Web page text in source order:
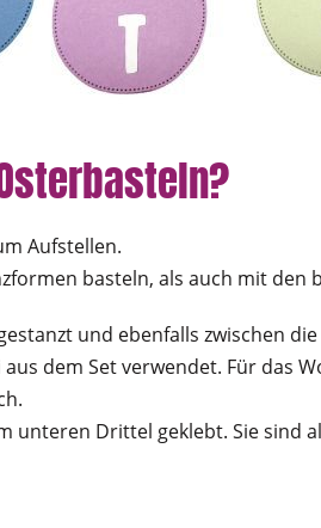
Aufstellen.
basteln, als auch mit
und ebenfalls zwischen
dem Set verwendet. Für das
unteren Drittel geklebt. Sie sind